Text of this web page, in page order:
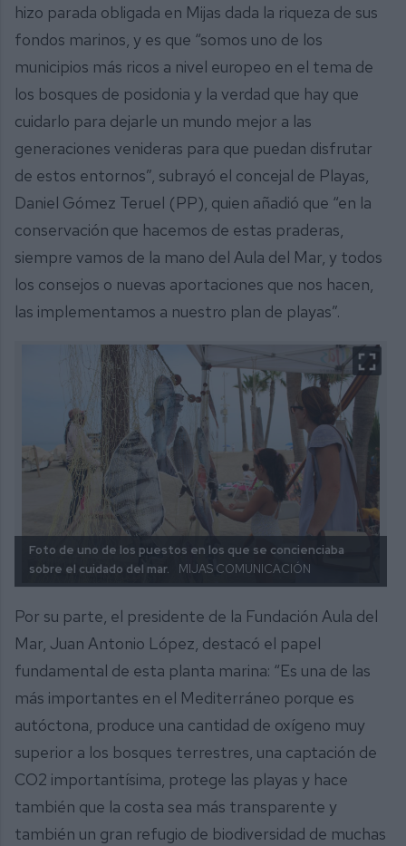
hizo parada obligada en Mijas dada la riqueza de sus
fondos marinos, y es que “somos uno de los
municipios más ricos a nivel europeo en el tema de
los bosques de posidonia y la verdad que hay que
cuidarlo para dejarle un mundo mejor a las
generaciones venideras para que puedan disfrutar
de estos entornos”, subrayó el concejal de Playas,
Daniel Gómez Teruel (PP), quien añadió que “en la
conservación que hacemos de estas praderas,
siempre vamos de la mano del Aula del Mar, y todos
los consejos o nuevas aportaciones que nos hacen,
las implementamos a nuestro plan de playas”.
Foto de uno de los puestos en los que se concienciaba
sobre el cuidado del mar.
MIJAS COMUNICACIÓN
Por su parte, el presidente de la Fundación Aula del
Mar, Juan Antonio López, destacó el papel
fundamental de esta planta marina: “Es una de las
más importantes en el Mediterráneo porque es
autóctona, produce una cantidad de oxígeno muy
superior a los bosques terrestres, una captación de
CO2 importantísima, protege las playas y hace
también que la costa sea más transparente y
también un gran refugio de biodiversidad de muchas